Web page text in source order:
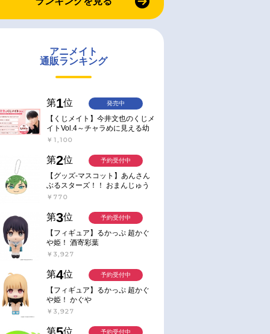
アニメイト
通販ランキング
第1位
【くじメイト】今井文也のくじメ
イトVol.4～チャラめに見える幼
馴染、実は一途で独占欲が強いん
￥1,100
発売中
第2位
【グッズ-マスコット】あんさん
ぶるスターズ！！ おまんじゅう
にぎにぎマスコット ねくすと2
￥770
予約受付中
第3位
【フィギュア】るかっぷ 超かぐ
や姫！ 酒寄彩葉
￥3,927
予約受付中
第4位
【フィギュア】るかっぷ 超かぐ
や姫！ かぐや
￥3,927
予約受付中
第 位 予約受付中